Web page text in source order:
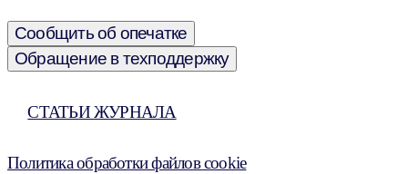
Сообщить об опечатке
Обращение в техподдержку
СТАТЬИ ЖУРНАЛА
Политика обработки файлов cookie